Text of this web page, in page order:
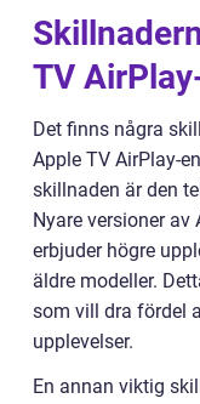
TV
Det finns några
Apple TV AirPlay-
skillnaden är den
Nyare versioner av
erbjuder högre
äldre modeller.
som vill dra fördel
upplevelser.
En annan viktig